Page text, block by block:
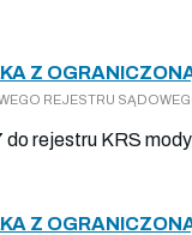
Z
REJESTRU
do rejestru KRS
Z